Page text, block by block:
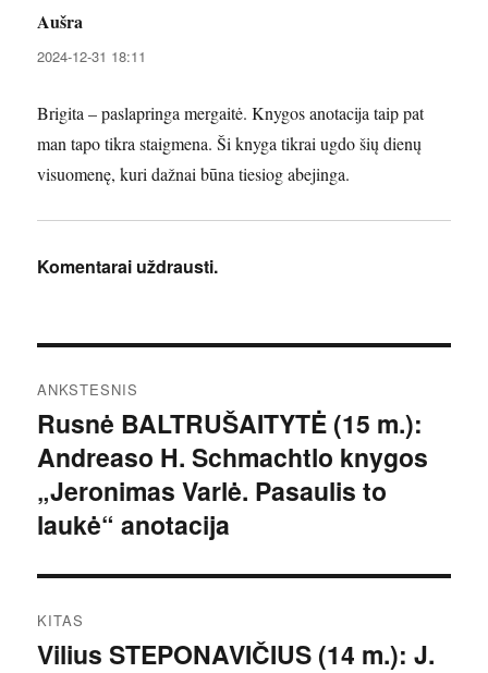
Aušra
2024-12-31 18:11
Brigita – paslapringa mergaitė. Knygos anotacija taip pat
man tapo tikra staigmena. Ši knyga tikrai ugdo šių dienų
visuomenę, kuri dažnai būna tiesiog abejinga.
Komentarai uždrausti.
tarp
įrašų
ANKSTESNIS
Ankstesnis
įrašas:
Rusnė BALTRUŠAITYTĖ (15 m.):
Andreaso H. Schmachtlo knygos
„Jeronimas Varlė. Pasaulis to
laukė“ anotacija
KITAS
Kitas
Vilius STEPONAVIČIUS (14 m.): J.